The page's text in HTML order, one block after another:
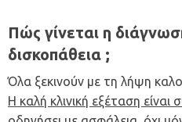
Πώς γίνεται η
δισκοπάθεια ;
Όλα ξεκινούν με τη λήψη
Η καλή κλινική εξέταση